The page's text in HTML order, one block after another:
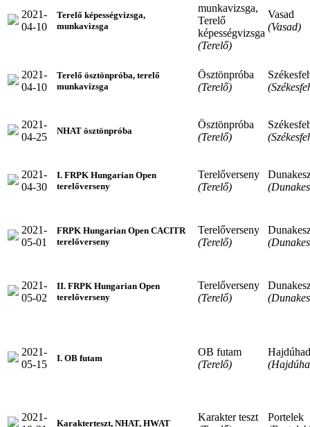
2021-
04-10
Terelő képességvizsga,
munkavizsga
munkavizsga,
Terelő
képességvizsga
(Terelő)
Vasad
(Vasad)
2021-
04-10
Terelő ösztönpróba, terelő
munkavizsga
Ösztönpróba
(Terelő)
2021-
04-25
NHAT ösztönpróba
Ösztönpróba
(Terelő)
2021-
04-30
I. FRPK Hungarian Open
terelőverseny
Terelőverseny
(Terelő)
2021-
05-01
FRPK Hungarian Open CACITR
terelőverseny
Terelőverseny
(Terelő)
2021-
05-02
II. FRPK Hungarian Open
terelőverseny
Terelőverseny
(Terelő)
2021-
05-15
I. OB futam
OB futam
(Terelő)
2021-
Karakterteszt, NHAT, HWAT
Karakter teszt
Portelek